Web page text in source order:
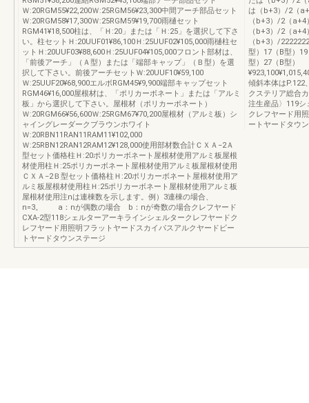
Ｗ:20RGM55¥22,200Ｗ:25RGM56¥23,300中間アーチ部品セット
Ｗ:20RGM58¥17,300Ｗ:25RGM59¥19,700雨樋セット
RGM41¥18,500柱は、「Ｈ:20」または「Ｈ:25」を選択して下さ
い。柱セットＨ:20UUF01¥86,100Ｈ:25UUF02¥105,000雨樋柱セ
ットＨ:20UUF03¥88,600Ｈ:25UUF04¥105,000フロント部材は、
「前後アーチ」（Ａ型）または「端部キャップ」（Ｂ型）を選
択して下さい。前後アーチセットＷ:20UUF10¥59,100
Ｗ:25UUF20¥68,900エルボRGM45¥9,900端部キャップセット
RGM46¥16,000屋根材は、「ポリカーボネート」または「アルミ
板」から選択して下さい。屋根材（ポリカーボネート）
Ｗ:20RGM66¥56,600Ｗ:25RGM67¥70,200屋根材（アルミ板）シ
ャイングレーダークブラウンホワイト
Ｗ:20RBN11RAN11RAM11¥102,000
Ｗ:25RBN12RAN12RAM12¥128,000使用部材数合計ＣＸＡ−2Ａ
型セット価格柱Ｈ:20ポリカーボネート屋根材使用アルミ板屋根
材使用柱Ｈ:25ポリカーボネート屋根材使用アルミ板屋根材使用
ＣＸＡ−2Ｂ型セット価格柱Ｈ:20ポリカーボネート屋根材使用ア
ルミ板屋根材使用柱Ｈ:25ポリカーボネート屋根材使用アルミ板
屋根材使用注nは連棟数を示します。例）3連棟の場合、
n=3。 a：nが偶数の場合 b：nが奇数の場合クレフヤード
CXA-2型118シェルターアーキラインシェルタークレフヤードク
レフヤード用照明フラットヤードスカイパスアルクヤードビー
トヤードタウンステージ
は（b+3）/2（
（b+3）/2（
（b+3）/2（
（b+3）/
型）17（B型）
型）27（B型）
傾斜本体はP.122
クステリア総合
注生産品〉119シ
クレフヤード用
ートヤードタウ